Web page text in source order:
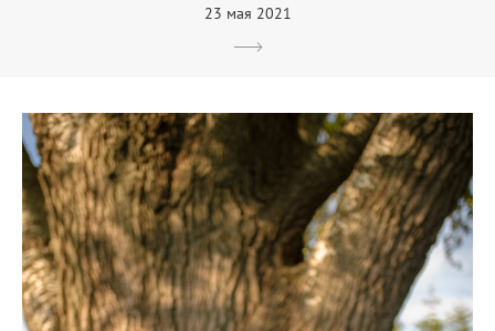
23 мая 2021